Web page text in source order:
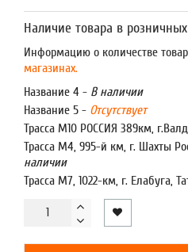
Наличие товара в
Информацию о количестве
магазинах.
Название 4 - В наличии
Название 5 - Отсутствует
Трасса М10 РОССИЯ 389км,
Трасса М4, 995-й км, г. Шахты
наличии
Трасса М7, 1022-км, г. Елабуга,